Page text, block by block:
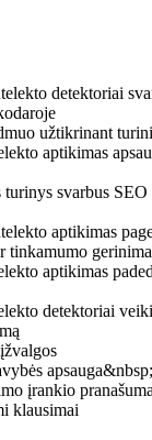
detektoriai
užtikrinant
aptikimas
turinys svarbus
aptikimas
tinkamumo
aptikimas
detektoriai
apsauga&nbsp;
įrankio
klausimai